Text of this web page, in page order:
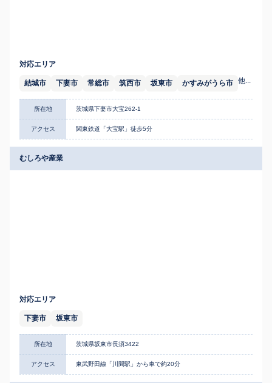
対応エリア
結城市 下妻市 常総市 筑西市 坂東市 かすみがうら市 他...
所在地 茨城県下妻市大宝262-1
アクセス 関東鉄道「大宝駅」徒歩5分
むしろや産業
対応エリア
下妻市 坂東市
所在地 茨城県坂東市長須3422
アクセス 東武野田線「川間駅」から車で約20分